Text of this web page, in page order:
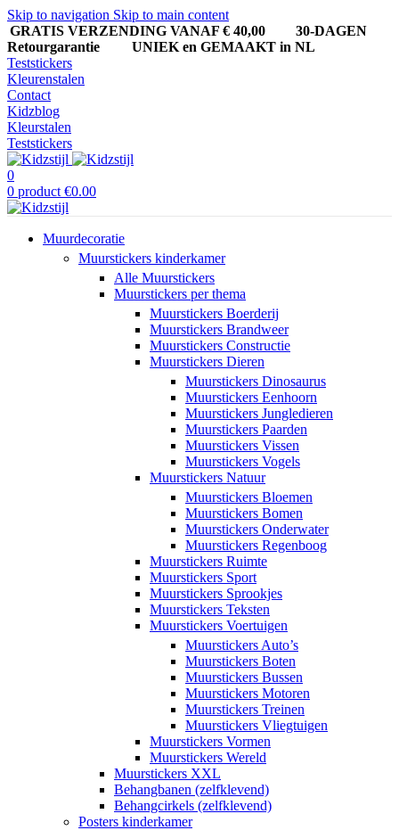
Skip to navigation Skip to main content
GRATIS VERZENDING VANAF € 40,00
30-DAGEN
Retourgarantie UNIEK en GEMAAKT in NL
Teststickers
Kleurenstalen
Contact
Kidzblog
Kleurstalen
Teststickers
0
0 product €0.00
Muurdecoratie
Muurstickers kinderkamer
Alle Muurstickers
Muurstickers per thema
Muurstickers Boerderij
Muurstickers Brandweer
Muurstickers Constructie
Muurstickers Dieren
Muurstickers Dinosaurus
Muurstickers Eenhoorn
Muurstickers Jungledieren
Muurstickers Paarden
Muurstickers Vissen
Muurstickers Vogels
Muurstickers Natuur
Muurstickers Bloemen
Muurstickers Bomen
Muurstickers Onderwater
Muurstickers Regenboog
Muurstickers Ruimte
Muurstickers Sport
Muurstickers Sprookjes
Muurstickers Teksten
Muurstickers Voertuigen
Muurstickers Auto’s
Muurstickers Boten
Muurstickers Bussen
Muurstickers Motoren
Muurstickers Treinen
Muurstickers Vliegtuigen
Muurstickers Vormen
Muurstickers Wereld
Muurstickers XXL
Behangbanen (zelfklevend)
Behangcirkels (zelfklevend)
Posters kinderkamer